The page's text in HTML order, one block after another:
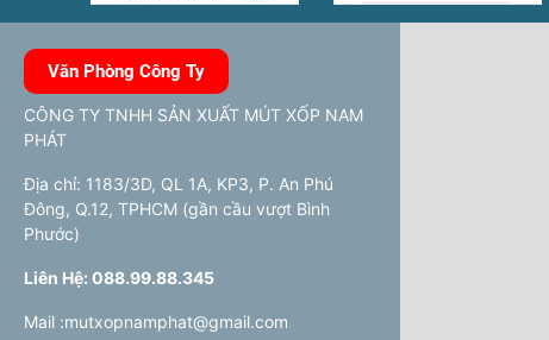
Văn Phòng Công Ty
CÔNG TY TNHH SẢN XUẤT MÚT XỐP NAM
PHÁT
Địa chỉ: 1183/3D, QL 1A, KP3, P. An Phú
Đông, Q.12, TPHCM (gần cầu vượt Bình
Phước)
Liên Hệ: 088.99.88.345
Mail :mutxopnamphat@gmail.com